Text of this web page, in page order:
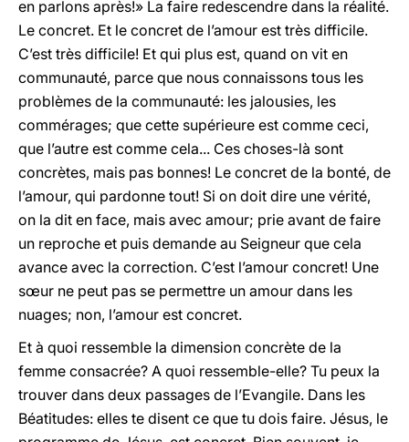
en parlons après!» La faire redescendre dans la réalité.
Le concret. Et le concret de l’amour est très difficile.
C’est très difficile! Et qui plus est, quand on vit en
communauté, parce que nous connaissons tous les
problèmes de la communauté: les jalousies, les
commérages; que cette supérieure est comme ceci,
que l’autre est comme cela... Ces choses-là sont
concrètes, mais pas bonnes! Le concret de la bonté, de
l’amour, qui pardonne tout! Si on doit dire une vérité,
on la dit en face, mais avec amour; prie avant de faire
un reproche et puis demande au Seigneur que cela
avance avec la correction. C’est l’amour concret! Une
sœur ne peut pas se permettre un amour dans les
nuages; non, l’amour est concret.
Et à quoi ressemble la dimension concrète de la
femme consacrée? A quoi ressemble-elle? Tu peux la
trouver dans deux passages de l’Evangile. Dans les
Béatitudes: elles te disent ce que tu dois faire. Jésus, le